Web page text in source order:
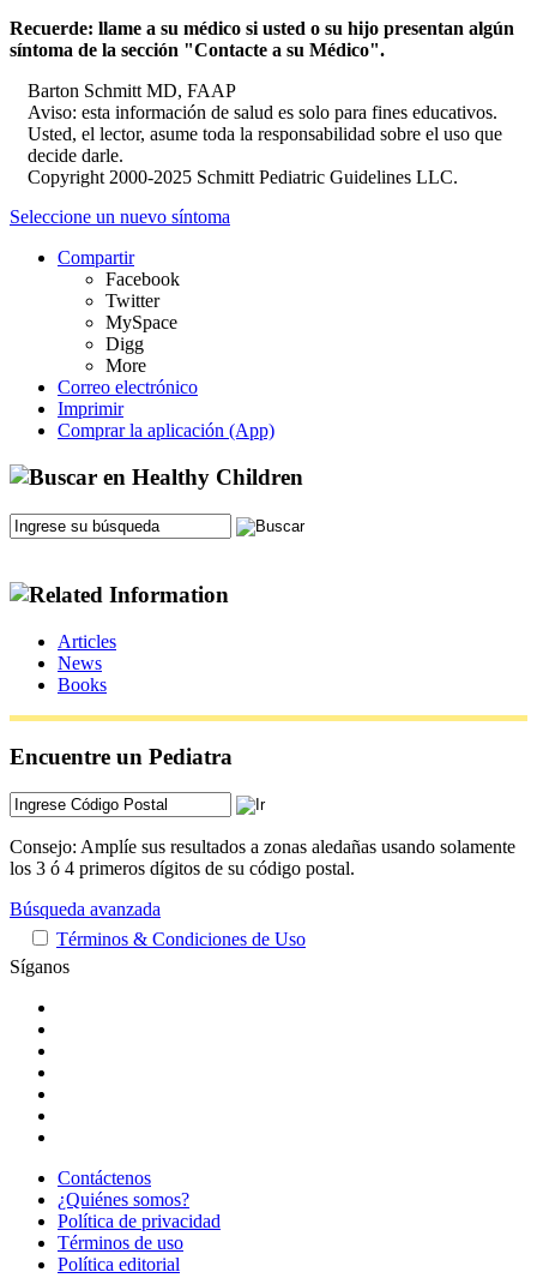
Recuerde: llame a su médico si usted o su hijo presentan algún
síntoma de la sección "Contacte a su Médico".
Barton Schmitt MD, FAAP
Aviso: esta información de salud es solo para fines educativos.
Usted, el lector, asume toda la responsabilidad sobre el uso que
decide darle.
Copyright 2000-2025 Schmitt Pediatric Guidelines LLC.
Seleccione un nuevo síntoma
Compartir
Facebook
Twitter
MySpace
Digg
More
Correo electrónico
Imprimir
Comprar la aplicación (App)
Articles
News
Books
Encuentre un Pediatra
Consejo: Amplíe sus resultados a zonas aledañas usando solamente
los 3 ó 4 primeros dígitos de su código postal.
Búsqueda avanzada
Términos & Condiciones de Uso
Síganos
Contáctenos
¿Quiénes somos?
Política de privacidad
Términos de uso
Política editorial